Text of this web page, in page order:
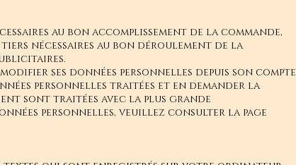
au bon accomplissement de la commande,
nécessaires au bon déroulement de la
ses données personnelles depuis son compte
personnelles traitées et en demander la
sont traitées avec la plus grande
personnelles, veuillez consulter la page